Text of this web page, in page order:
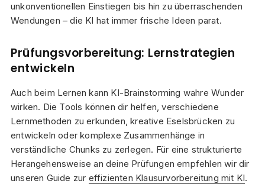
unkonventionellen Einstiegen bis hin zu überraschenden
Wendungen – die KI hat immer frische Ideen parat.
Prüfungsvorbereitung: Lernstrategien
entwickeln
Auch beim Lernen kann KI-Brainstorming wahre Wunder
wirken. Die Tools können dir helfen, verschiedene
Lernmethoden zu erkunden, kreative Eselsbrücken zu
entwickeln oder komplexe Zusammenhänge in
verständliche Chunks zu zerlegen. Für eine strukturierte
Herangehensweise an deine Prüfungen empfehlen wir dir
unseren Guide zur effizienten Klausurvorbereitung mit KI.